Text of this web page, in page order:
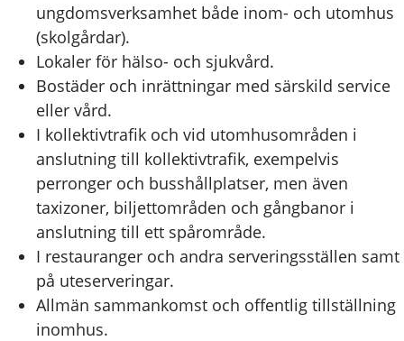
ungdomsverksamhet både inom- och utomhus
(skolgårdar).
Lokaler för hälso- och sjukvård.
Bostäder och inrättningar med särskild service
eller vård.
I kollektivtrafik och vid utomhusområden i
anslutning till kollektivtrafik, exempelvis
perronger och busshållplatser, men även
taxizoner, biljettområden och gångbanor i
anslutning till ett spårområde.
I restauranger och andra serveringsställen samt
på uteserveringar.
Allmän sammankomst och offentlig tillställning
inomhus.